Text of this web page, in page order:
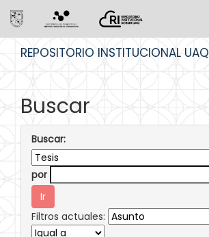
REPOSITORIO INSTITUCIONAL UAQ
Buscar
Buscar:
por
Filtros actuales: